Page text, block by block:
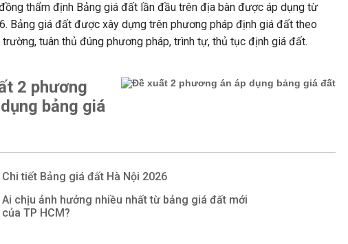
thẩm định Bảng giá đất lần đầu trên địa bàn được áp dụng từ
Bảng giá đất được xây dựng trên phương pháp định giá đất theo
tuân thủ đúng phương pháp, trình tự, thủ tục định giá đất.
2 phương
bảng giá
Chi tiết Bảng giá đất Hà Nội 2026
Ai chịu ảnh hưởng nhiều nhất từ bảng giá đất mới
của TP HCM?